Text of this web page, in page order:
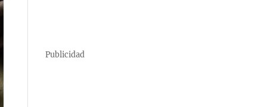
Publicidad